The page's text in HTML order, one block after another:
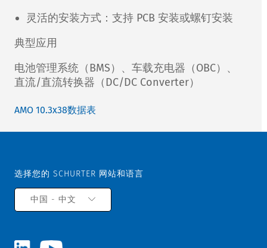
灵活的安装方式：支持 PCB 安装或螺钉安装
典型应用
电池管理系统（BMS）、车载充电器（OBC）、
直流/直流转换器（DC/DC Converter）
AMO 10.3x38数据表
选择您的 SCHURTER 网站和语言
中国 - 中文